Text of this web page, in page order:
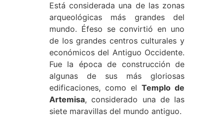
Está considerada una de las zonas
arqueológicas más grandes del
mundo. Éfeso se convirtió en uno
de los grandes centros culturales y
económicos del Antiguo Occidente.
Fue la época de construcción de
algunas de sus más gloriosas
edificaciones, como el Templo de
Artemisa, considerado una de las
siete maravillas del mundo antiguo.